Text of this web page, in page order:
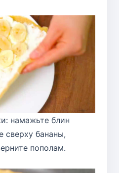
намажьте блин
сверху бананы,
пополам.